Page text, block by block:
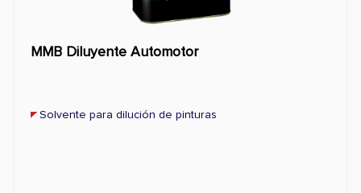
MMB Diluyente Automotor
Solvente para dilución de pinturas